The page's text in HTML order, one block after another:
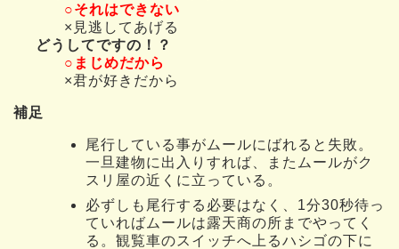
○それはできない
×見逃してあげる
どうしてですの！？
○まじめだから
×君が好きだから
補足
尾行している事がムールにばれると失敗。
一旦建物に出入りすれば、またムールがク
スリ屋の近くに立っている。
必ずしも尾行する必要はなく、1分30秒待っ
ていればムールは露天商の所までやってく
る。観覧車のスイッチへ上るハシゴの下に